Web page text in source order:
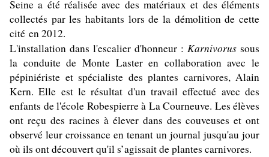
Seine a été réalisée avec des matériaux et des éléments
collectés par les habitants lors de la démolition de cette
cité en 2012.
L'installation dans l'escalier d'honneur : Karnivorus sous
la conduite de Monte Laster en collaboration avec le
pépiniériste et spécialiste des plantes carnivores, Alain
Kern. Elle est le résultat d'un travail effectué avec des
enfants de l'école Robespierre à La Courneuve. Les élèves
ont reçu des racines à élever dans des couveuses et ont
observé leur croissance en tenant un journal jusqu'au jour
où ils ont découvert qu'il s’agissait de plantes carnivores.